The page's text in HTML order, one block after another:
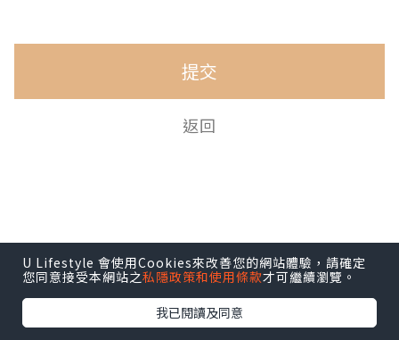
提交
返回
U Lifestyle 會使用Cookies來改善您的網站體驗，請確定
您同意接受本網站之私隱政策和使用條款才可繼續瀏覽。
我已閱讀及同意